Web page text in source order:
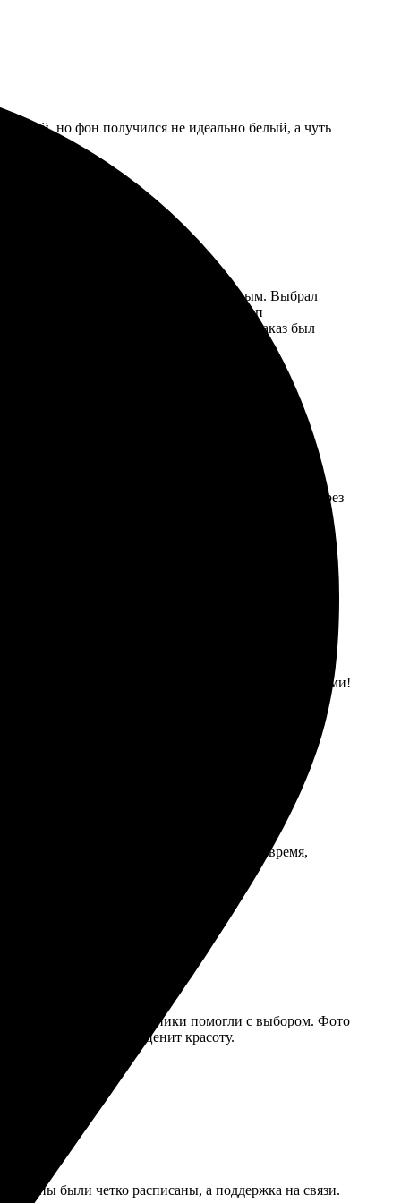
но фон получился не идеально белый, а чуть
заказа оказался простым и интуитивным. Выбрал
все по моему желанию. Каждый этап
Временные рамки тоже радуют - заказ был
выбрала фото, оформила заявку на сайте, через
цвета яркие, а готовую картину привезли
и понятный. Приемлемые цены, даже со скидками!
рекомендую!
нужный размер и оформила. Доставка вовремя,
сотрудники помогли с выбором. Фото
всем, кто ценит красоту.
этапы были четко расписаны, а поддержка на связи.